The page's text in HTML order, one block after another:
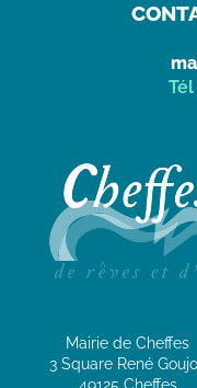
Tél
Mairie de Cheffes
3 Square René